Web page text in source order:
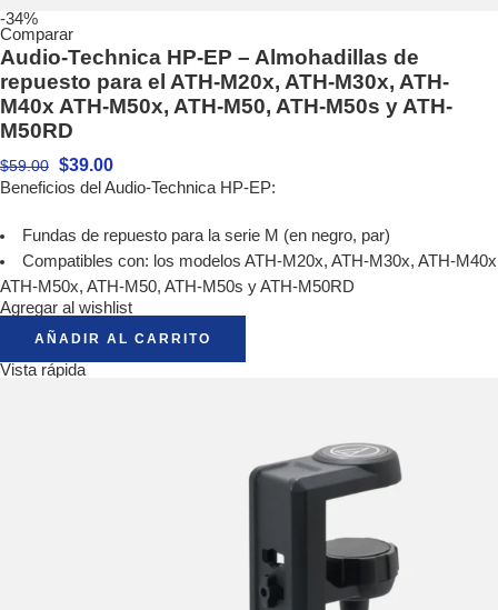
-34%
Comparar
Audio-Technica HP-EP – Almohadillas de
repuesto para el ATH-M20x, ATH-M30x, ATH-
M40x ATH-M50x, ATH-M50, ATH-M50s y ATH-
M50RD
$59.00 $39.00
Beneficios del Audio-Technica HP-EP:
Fundas de repuesto para la serie M (en negro, par)
Compatibles con: los modelos ATH-M20x, ATH-M30x, ATH-M40x
ATH-M50x, ATH-M50, ATH-M50s y ATH-M50RD
Agregar al wishlist
AÑADIR AL CARRITO
Vista rápida